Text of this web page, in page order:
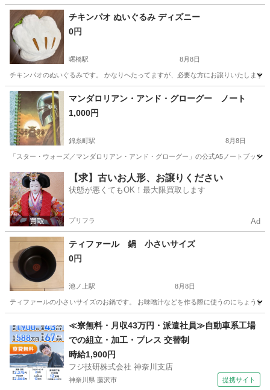
東京 杉並区 久我山駅 調理器具
チキンパオ ぬいぐるみ ディズニー
0円
曙橋駅 8月8日
チキンパオのぬいぐるみです。 かなりへたってますが、必要な方にお譲りいたします。
東京 新宿区 曙橋駅
マンダロリアン・アンド・グローグー ノート
1,000円
錦糸町駅 8月8日
「スター・ウォーズ／マンダロリアン・アンド・グローグー」の公式A5ノートブック
東京 墨田区 錦糸町駅 その他
【求】古いお人形、お譲りください
状態が悪くてもOK！最大限買取します
プリフラ Ad
ティファール 鍋 小さいサイズ
0円
池ノ上駅 8月8日
ティファールの小さいサイズのお鍋です。 お味噌汁などを作る際に使うのにちょう
池ノ上駅 調理器具
≪寮無料・月収43万円・派遣社員≫自動車系工場
での組立・加工・プレス 交替制
時給1,900円
フジ技研株式会社 神奈川支店
神奈川県 藤沢市 提携サイト